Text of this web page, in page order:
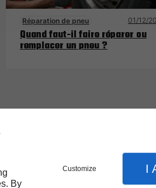
By
Customize I
Réparation de pneu 01/12/
Quand faut-il faire réparer ou
remplacer un pneu ?